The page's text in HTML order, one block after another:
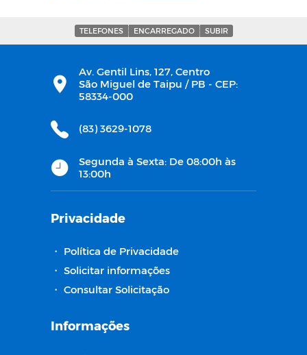
TELEFONES ENCARREGADO SUBIR
Av. Gentil Lins, 127, Centro
São Miguel de Taipu / PB - CEP:
58334-000
(83) 3629-1078
Segunda à Sexta: De 08:00h às
13:00h
Privacidade
・ Política de Privacidade
・ Solicitar informações
・ Consultar Solicitação
Informações